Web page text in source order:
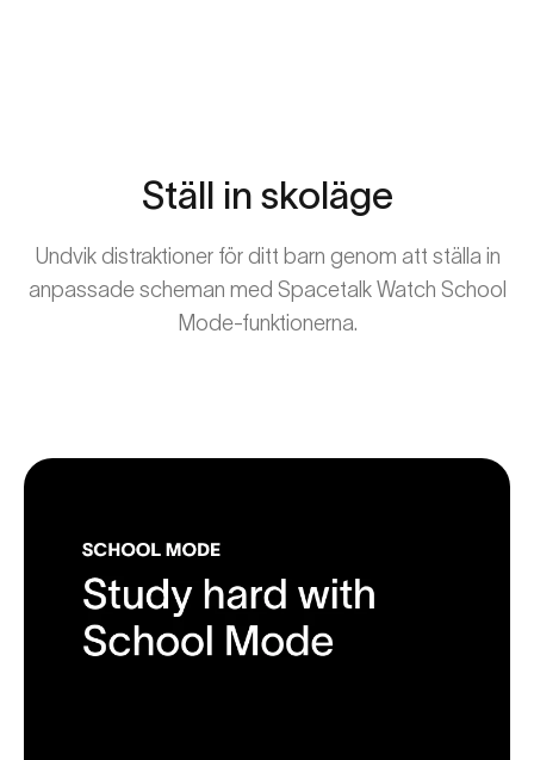
Ställ in skoläge
Undvik distraktioner för ditt barn genom att ställa in
anpassade scheman med Spacetalk Watch School
Mode-funktionerna.